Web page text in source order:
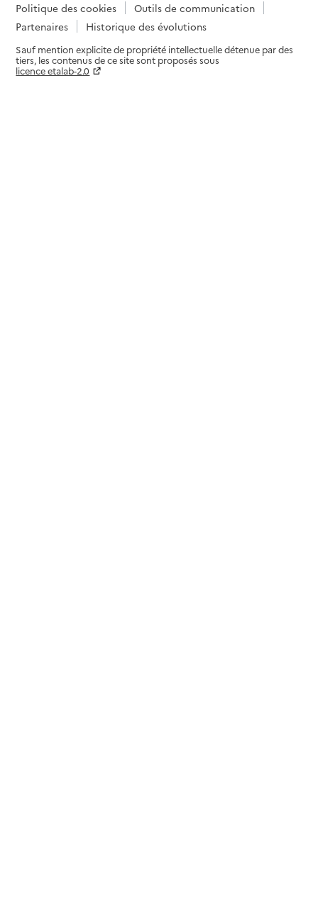
Politique des cookies
Outils de communication
Partenaires
Historique des évolutions
Sauf mention explicite de propriété intellectuelle détenue par des
tiers, les contenus de ce site sont proposés sous
licence etalab-2.0